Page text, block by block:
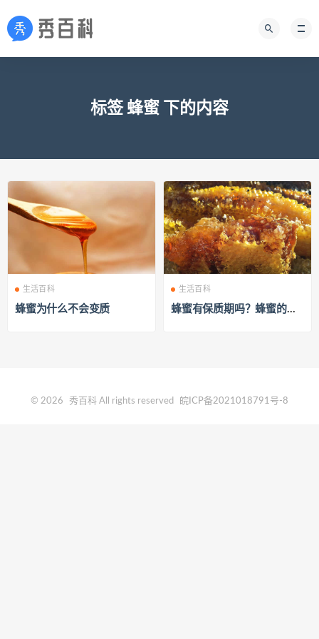
标签 蜂蜜 下的内容
生活百科
蜂蜜为什么不会变质
生活百科
蜂蜜有保质期吗？蜂蜜的保
© 2026 秀百科 All rights reserved 皖ICP备2021018791号-8